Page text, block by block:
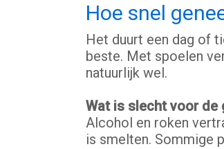
Hoe snel
Het duurt een dag of
beste. Met spoelen
natuurlijk wel.
Wat is slecht voor de
Alcohol en roken
is smelten. Sommige